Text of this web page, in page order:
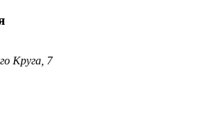
Круга, 7